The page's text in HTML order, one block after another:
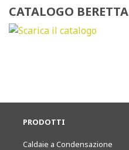
CATALOGO BERETTA
PRODOTTI
Caldaie a Condensazione